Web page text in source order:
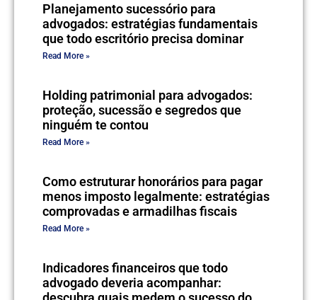
Planejamento sucessório para
advogados: estratégias fundamentais
que todo escritório precisa dominar
Read More »
Holding patrimonial para advogados:
proteção, sucessão e segredos que
ninguém te contou
Read More »
Como estruturar honorários para pagar
menos imposto legalmente: estratégias
comprovadas e armadilhas fiscais
Read More »
Indicadores financeiros que todo
advogado deveria acompanhar: